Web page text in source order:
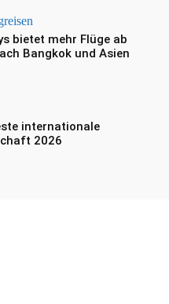
bietet mehr Flüge ab
Bangkok und Asien
internationale
2026